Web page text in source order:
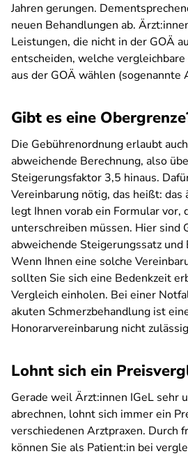
Jahren gerungen.
neuen Behandlungen ab.
Leistungen, die nicht in der GOÄ
entscheiden, welche
aus der GOÄ wählen (sogenannte
Gibt es eine
Die Gebührenordnung erlaubt
abweichende Berechnung, also
Steigerungsfaktor 3,5 hinaus.
Vereinbarung nötig, das heißt: das
legt Ihnen vorab ein Formular vor,
unterschreiben müssen. Hier sind
abweichende Steigerungssatz
Wenn Ihnen eine solche
sollten Sie sich eine Bedenkzeit
Vergleich einholen. Bei einer
akuten Schmerzbehandlung ist
Honorarvereinbarung nicht
Lohnt sich ein
Gerade weil Ärzt:innen IGeL sehr
abrechnen, lohnt sich immer ein
verschiedenen Arztpraxen. Durch
können Sie als Patient:in bei